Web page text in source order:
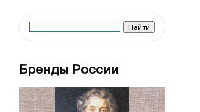
Бренды России